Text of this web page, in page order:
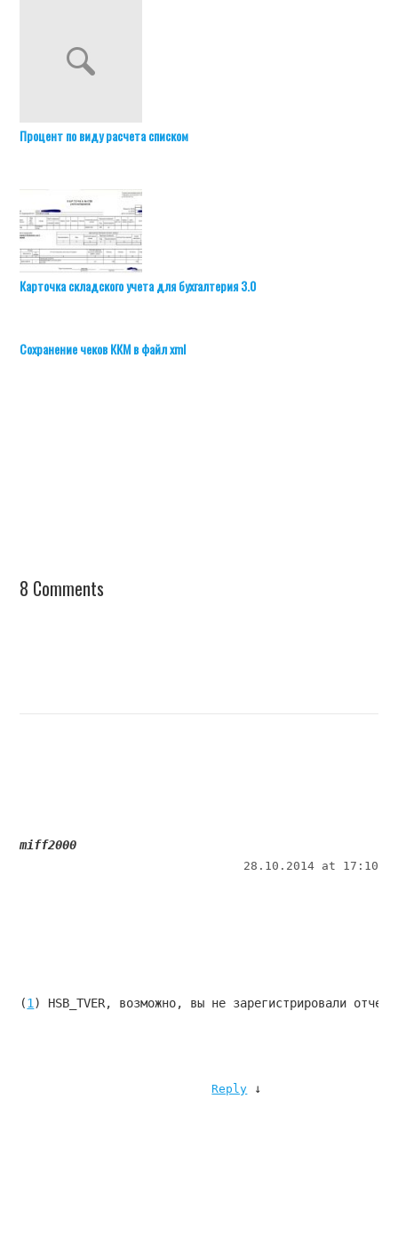
Процент по виду расчета списком
Карточка складского учета для бухгалтерия 3.0
Сохранение чеков ККМ в файл xml
8 Comments
miff2000
28.10.2014 at 17:10
(1) HSB_TVER, возможно, вы не зарегистрировали
Reply ↓